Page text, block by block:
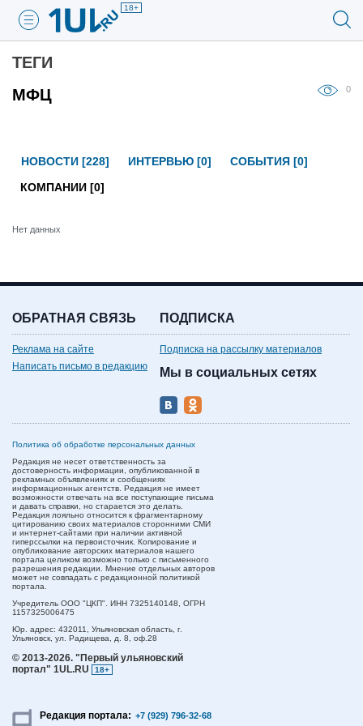
18+
ТЕГИ
МФЦ
0
НОВОСТИ [228] ИНТЕРВЬЮ [0]
СОБЫТИЯ [0]
КОМПАНИИ [0]
Нет данных
ОБРАТНАЯ СВЯЗЬ
Реклама на сайте
Написать письмо в редакцию
ПОДПИСКА
Подписка на рассылку материалов
Мы в социальных сетях
Политика об обработке персональных данных
Редакция не несет ответственность за
достоверность информации, опубликованной в
рекламных объявлениях и сообщениях
информационных агентств. Редакция не имеет
возможности отвечать на все поступающие письма
и давать справки, но старается это делать.
Редакция лояльно относится к фрагментарному
цитированию своих материалов сторонними СМИ
и интернет-сайтами при наличии активной
гиперссылки на первоисточник. Копирование и
опубликование авторских материалов нашего
портала целиком возможно только с письменного
разрешения редакции. Мнение отдельных авторов
может не совпадать с редакционной политикой
портала.
Учредитель ООО "ЦКП". ИНН 7325140148, ОГРН
1157325006475
Юр. адрес: 432011, Ульяновская область, г.
Ульяновск, ул. Радищева, д. 8, оф.28
© 2013-2026. "Первый ульяновский
портал" 1UL.RU
18+
Редакция портала: +7 (929) 796-32-68